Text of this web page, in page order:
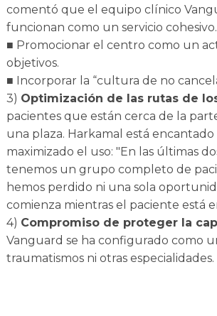
comentó que el equipo clínico
funcionan como un servicio cohesivo.
■ Promocionar el centro como un
objetivos.
■ Incorporar la “cultura de no
3) Optimización de las rutas de
pacientes que están cerca de la
una plaza. Harkamal está
maximizado el uso: "En las últimas
tenemos un grupo completo de
hemos perdido ni una sola
comienza mientras el paciente está
4) Compromiso de proteger la
Vanguard se ha configurado como
traumatismos ni otras especialidades.